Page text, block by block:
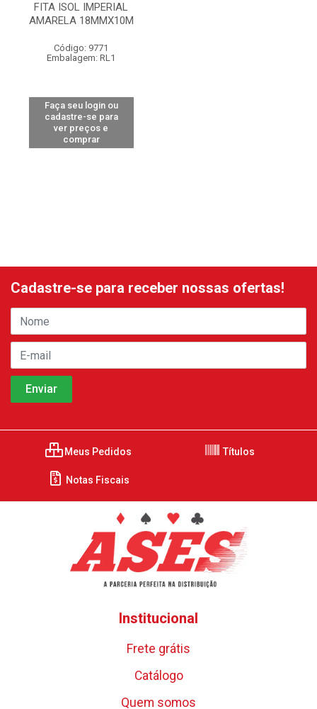
FITA ISOL IMPERIAL
AMARELA 18MMX10M
Código: 9771
Embalagem: RL1
Faça seu login ou
cadastre-se para
ver preços e
comprar
Cadastre-se para receber nossas ofertas!
Meus Pedidos Títulos
Notas Fiscais
Institucional
Frete grátis
Catálogo
Quem somos